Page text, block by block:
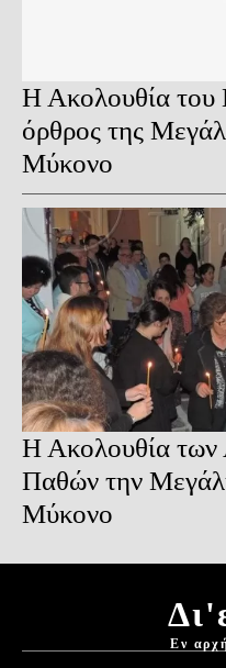
Η Ακολουθία του
όρθρος της
Μύκονο
Η Ακολουθία των
Παθών την
Μύκονο
Εν